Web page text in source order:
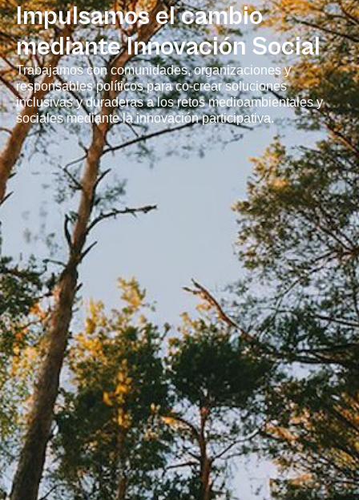
Impulsamos el cambio
mediante Innovación Social
Trabajamos con comunidades, organizaciones y
responsables políticos para co-crear soluciones
inclusivas y duraderas a los retos medioambientales y
sociales mediante la innovación participativa.